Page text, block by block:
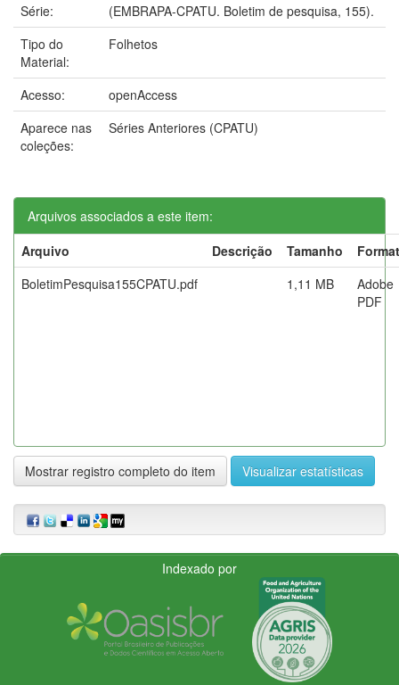
Série:
(EMBRAPA-CPATU. Boletim de pesquisa, 155).
Tipo do
Material:
Folhetos
Acesso:
openAccess
Aparece nas
coleções:
Séries Anteriores (CPATU)
Arquivos associados a este item:
Arquivo
Descrição Tamanho
BoletimPesquisa155CPATU.pdf
1,11 MB
Adobe
PDF
Mostrar registro completo do item Visualizar estatísticas
Indexado por